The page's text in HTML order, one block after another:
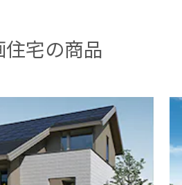
という唯一無二の
を求める方
住宅の商品